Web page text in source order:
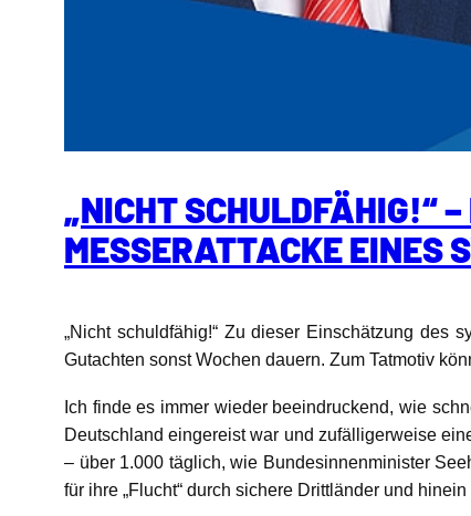
„NICHT SCHULDFÄHIG!“
MESSERATTACKE EINES
„Nicht schuldfähig!“ Zu dieser Einschätzung des
Gutachten sonst Wochen dauern. Zum Tatmotiv
Ich finde es immer wieder beeindruckend, wie
Deutschland eingereist war und zufälligerweise
– über 1.000 täglich, wie Bundesinnenminister
für ihre „Flucht“ durch sichere Drittländer und